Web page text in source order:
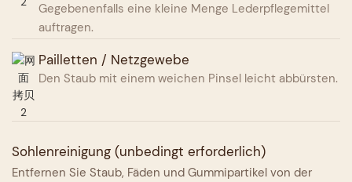
Gegebenenfalls eine kleine Menge Lederpflegemittel
auftragen.
Pailletten / Netzgewebe
Den Staub mit einem weichen Pinsel leicht abbürsten.
Sohlenreinigung (unbedingt erforderlich)
Entfernen Sie Staub, Fäden und Gummipartikel von der